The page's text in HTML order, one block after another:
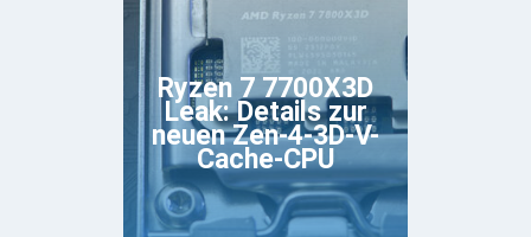
Ryzen 7 7700X3D
Leak: Details zur
neuen Zen-4-3D-V-
Cache-CPU